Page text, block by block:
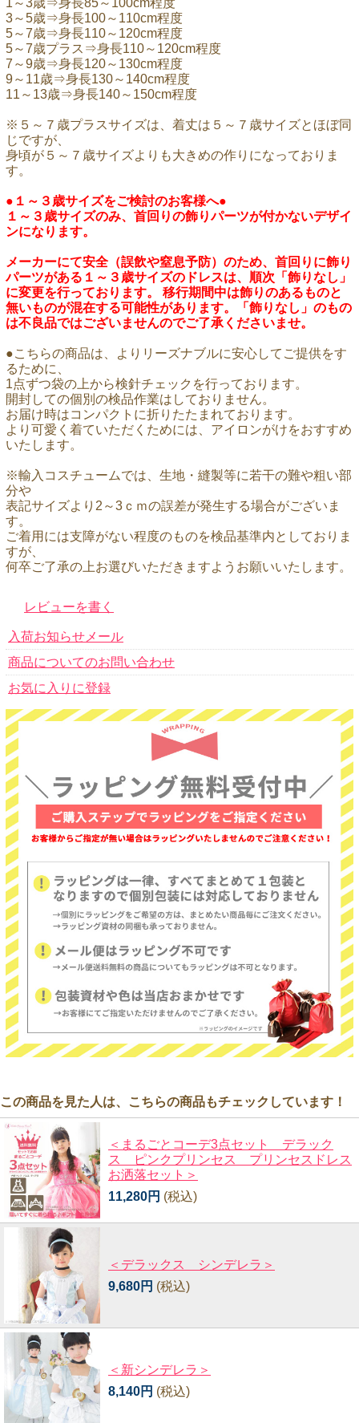
1～3歳⇒身長85～100cm程度
3～5歳⇒身長100～110cm程度
5～7歳⇒身長110～120cm程度
5～7歳プラス⇒身長110～120cm程度
7～9歳⇒身長120～130cm程度
9～11歳⇒身長130～140cm程度
11～13歳⇒身長140～150cm程度
※５～７歳プラスサイズは、着丈は５～７歳サイズとほぼ同
じですが、
身頃が５～７歳サイズよりも大きめの作りになっておりま
す。
●１～３歳サイズをご検討のお客様へ●
１～３歳サイズのみ、首回りの飾りパーツが付かないデザイ
ンになります。
メーカーにて安全（誤飲や窒息予防）のため、首回りに飾り
パーツがある１～３歳サイズのドレスは、順次「飾りなし」
に変更を行っております。 移行期間中は飾りのあるものと
無いものが混在する可能性があります。「飾りなし」のもの
は不良品ではございませんのでご了承くださいませ。
●こちらの商品は、よりリーズナブルに安心してご提供をす
るために、
1点ずつ袋の上から検針チェックを行っております。
開封しての個別の検品作業はしておりません。
お届け時はコンパクトに折りたたまれております。
より可愛く着ていただくためには、アイロンがけをおすすめ
いたします。
※輸入コスチュームでは、生地・縫製等に若干の難や粗い部
分や
表記サイズより2～3ｃｍの誤差が発生する場合がございま
す。
ご着用には支障がない程度のものを検品基準内としておりま
すが、
何卒ご了承の上お選びいただきますようお願いいたします。
レビューを書く
入荷お知らせメール
商品についてのお問い合わせ
お気に入りに登録
この商品を見た人は、こちらの商品もチェックしています！
＜まるごとコーデ3点セット デラック
ス ピンクプリンセス プリンセスドレス
お洒落セット＞
11,280円 (税込)
＜デラックス シンデレラ＞
9,680円 (税込)
＜新シンデレラ＞
8,140円 (税込)